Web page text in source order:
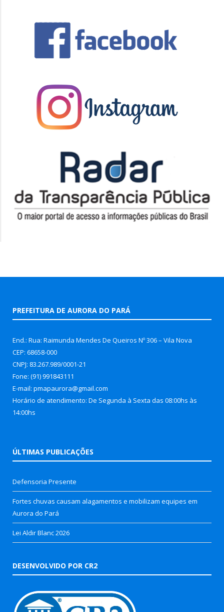
PREFEITURA DE AURORA DO PARÁ
End.: Rua: Raimunda Mendes De Queiros Nº 306 – Vila Nova
CEP: 68658-000
CNPJ: 83.267.989/0001-21
Fone: (91) 991843111
E-mail: pmapaurora@gmail.com
Horário de atendimento: De Segunda à Sexta das 08:00hs às
14:00hs
ÚLTIMAS PUBLICAÇÕES
Defensoria Presente
Fortes chuvas causam alagamentos e mobilizam equipes em
Aurora do Pará
Lei Aldir Blanc 2026
DESENVOLVIDO POR CR2